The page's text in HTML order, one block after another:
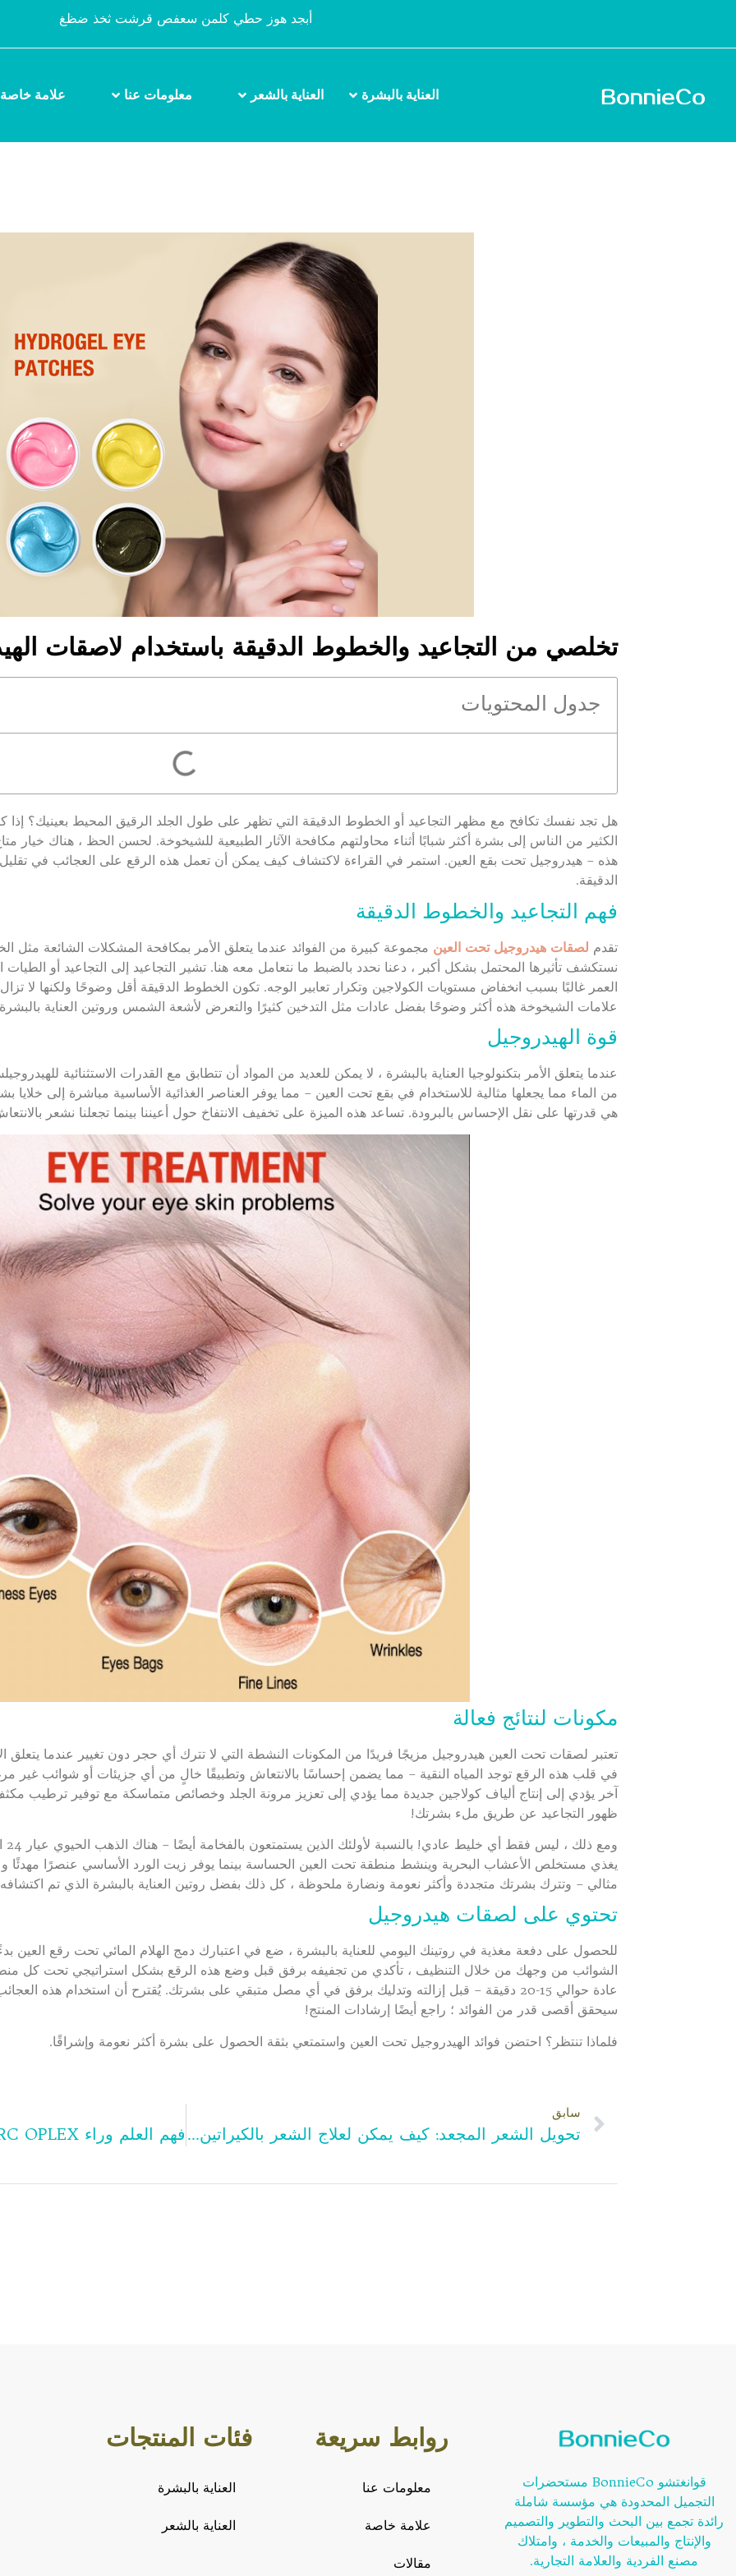
أبجد هوز حطي كلمن سعفص قرشت ثخذ ضظغ
العناية بالبشرة العناية بالشعر معلومات عنا علامة خاصة
تخلصي من التجاعيد والخطوط الدقيقة باستخدام لاصقات
جدول المحتويات
هل تجد نفسك تكافح مع مظهر التجاعيد أو الخطوط الدقيقة التي تظهر على طول الجلد الرقيق المحيط بعينيك؟
الكثير من الناس إلى بشرة أكثر شبابًا أثناء محاولتهم مكافحة الآثار الطبيعية للشيخوخة. لحسن الحظ ، هناك
هذه – هيدروجيل تحت بقع العين. استمر في القراءة لاكتشاف كيف يمكن أن تعمل هذه الرقع على العجائب في
الدقيقة.
فهم التجاعيد والخطوط الدقيقة
تقدم لصقات هيدروجيل تحت العين مجموعة كبيرة من الفوائد عندما يتعلق الأمر بمكافحة المشكلات الشائعة مثل
نستكشف تأثيرها المحتمل بشكل أكبر ، دعنا نحدد بالضبط ما نتعامل معه هنا. تشير التجاعيد إلى التجاعيد أو
العمر غالبًا بسبب انخفاض مستويات الكولاجين وتكرار تعابير الوجه. تكون الخطوط الدقيقة أقل وضوحًا ولكنها لا
علامات الشيخوخة هذه أكثر وضوحًا بفضل عادات مثل التدخين كثيرًا والتعرض لأشعة الشمس وروتين العناية
قوة الهيدروجيل
عندما يتعلق الأمر بتكنولوجيا العناية بالبشرة ، لا يمكن للعديد من المواد أن تتطابق مع القدرات الاستثنائية
من الماء مما يجعلها مثالية للاستخدام في بقع تحت العين – مما يوفر العناصر الغذائية الأساسية مباشرة إلى خلايا
هي قدرتها على نقل الإحساس بالبرودة. تساعد هذه الميزة على تخفيف الانتفاخ حول أعيننا بينما تجعلنا نشعر
مكونات لنتائج فعالة
تعتبر لصقات تحت العين هيدروجيل مزيجًا فريدًا من المكونات النشطة التي لا تترك أي حجر دون تغيير عندما يتعلق
في قلب هذه الرقع توجد المياه النقية – مما يضمن إحساسًا بالانتعاش وتطبيقًا خالٍ من أي جزيئات أو شوائب غير
آخر يؤدي إلى إنتاج ألياف كولاجين جديدة مما يؤدي إلى تعزيز مرونة الجلد وخصائص متماسكة مع توفير ترطيب
ظهور التجاعيد عن طريق ملء بشرتك!
يغذي مستخلص الأعشاب البحرية وينشط منطقة تحت العين الحساسة بينما يوفر زيت الورد الأساسي عنصرًا
مثالي – وتترك بشرتك متجددة وأكثر نعومة ونضارة ملحوظة ، كل ذلك بفضل روتين العناية بالبشرة الذي تم اكتشافه
تحتوي على لصقات هيدروجيل
للحصول على دفعة مغذية في روتينك اليومي للعناية بالبشرة ، ضع في اعتبارك دمج الهلام المائي تحت رقع العين
الشوائب من وجهك من خلال التنظيف ، تأكدي من تجفيفه برفق قبل وضع هذه الرقع بشكل استراتيجي تحت كل
عادة حوالي 15-20 دقيقة – قبل إزالته وتدليك برفق في أي مصل متبقي على بشرتك. يُقترح أن استخدام هذه
سيحقق أقصى قدر من الفوائد ؛ راجع أيضًا إرشادات المنتج!
فلماذا تنتظر؟ احتضن فوائد الهيدروجيل تحت العين واستمتعي بثقة الحصول على بشرة أكثر نعومة وإشراقًا.
سابق
تحويل الشعر المجعد: كيف يمكن لعلاج الشعر بالكيراتين البرازيلي ترويض الجامحة
قوانغتشو BonnieCo مستحضرات
التجميل المحدودة هي مؤسسة شاملة
رائدة تجمع بين البحث والتطوير والتصميم
والإنتاج والمبيعات والخدمة ، وامتلاك
مصنع الفردية والعلامة التجارية.
روابط سريعة
معلومات عنا
علامة خاصة
مقالات
فئات المنتجات
العناية بالبشرة
العناية بالشعر